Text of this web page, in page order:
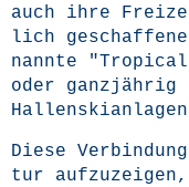
auch ihre
lich
nann­te
oder
Die­se
tur